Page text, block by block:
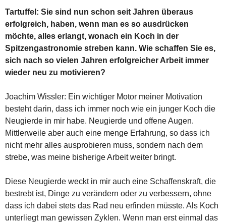
Tartuffel: Sie sind nun schon seit Jahren überaus
erfolgreich, haben, wenn man es so ausdrücken
möchte, alles erlangt, wonach ein Koch in der
Spitzengastronomie streben kann. Wie schaffen Sie es,
sich nach so vielen Jahren erfolgreicher Arbeit immer
wieder neu zu motivieren?
Joachim Wissler: Ein wichtiger Motor meiner Motivation
besteht darin, dass ich immer noch wie ein junger Koch die
Neugierde in mir habe. Neugierde und offene Augen.
Mittlerweile aber auch eine menge Erfahrung, so dass ich
nicht mehr alles ausprobieren muss, sondern nach dem
strebe, was meine bisherige Arbeit weiter bringt.
Diese Neugierde weckt in mir auch eine Schaffenskraft, die
bestrebt ist, Dinge zu verändern oder zu verbessern, ohne
dass ich dabei stets das Rad neu erfinden müsste. Als Koch
unterliegt man gewissen Zyklen. Wenn man erst einmal das